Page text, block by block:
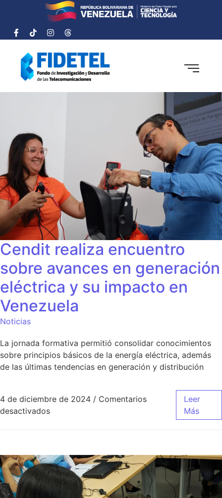
Cendit realiza encuentro
sobre avances en generación
eléctrica y su impacto en
Venezuela
Noticias
La jornada formativa permitió consolidar conocimientos
sobre principios básicos de la energía eléctrica, además
de las últimas tendencias en generación y distribución
4 de diciembre de 2024 / Comentarios
desactivados
Leer
Más